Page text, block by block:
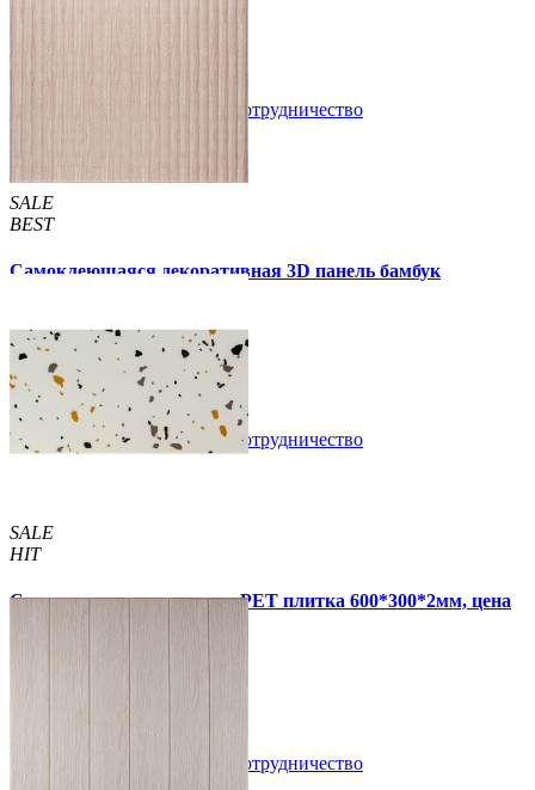
Сотрудничество
SALE
BEST
Самоклеющаяся декоративная 3D панель бамбук
129 грн. /шт 160 грн. /шт
Купить В закладки Сотрудничество
SALE
HIT
Самоклеящаяся стеновая PET плитка 600*300*2мм, цена
Сотрудничество